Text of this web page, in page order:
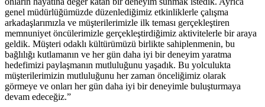
genel müdürlüğümüzde düzenlediğimiz etkinliklerle çalışma
arkadaşlarımızla ve müşterilerimizle ilk teması gerçekleştiren
memnuniyet öncülerimizle gerçekleştirdiğimiz aktivitelerle bir araya
geldik. Müşteri odaklı kültürümüzü birlikte sahiplenmenin, bu
bağlılığı kutlamanın ve her gün daha iyi bir deneyim yaratma
hedefimizi paylaşmanın mutluluğunu yaşadık. Bu yolculukta
müşterilerimizin mutluluğunu her zaman önceliğimiz olarak
görmeye ve onları her gün daha iyi bir deneyimle buluşturmaya
devam edeceğiz.”